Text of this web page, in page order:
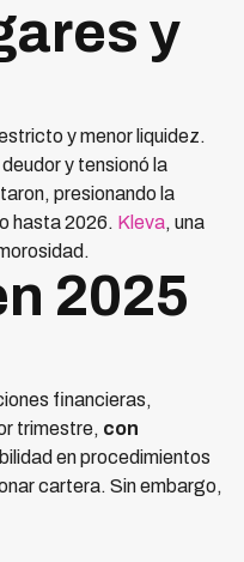
y
y menor liquidez.
y tensionó la
presionando la
hasta 2026. Kleva, una
2025
financieras,
trimestre, con
en procedimientos
cartera. Sin embargo,